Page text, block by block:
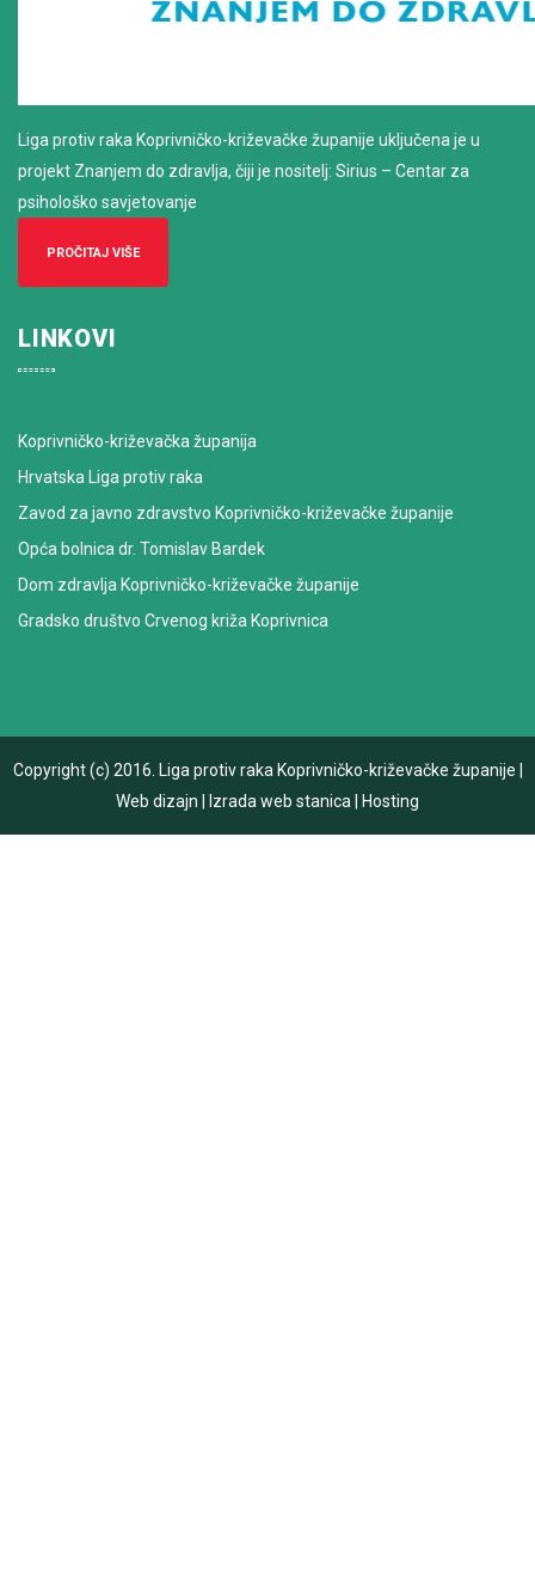
Liga protiv raka Koprivničko-križevačke županije uključena je u
projekt Znanjem do zdravlja, čiji je nositelj: Sirius – Centar za
psihološko savjetovanje
PROČITAJ VIŠE
LINKOVI
Koprivničko-križevačka županija
Hrvatska Liga protiv raka
Zavod za javno zdravstvo Koprivničko-križevačke županije
Opća bolnica dr. Tomislav Bardek
Dom zdravlja Koprivničko-križevačke županije
Gradsko društvo Crvenog križa Koprivnica
Copyright (c) 2016. Liga protiv raka Koprivničko-križevačke županije
Web dizajn
Izrada web stanica Hosting